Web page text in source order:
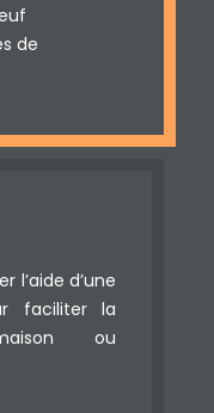
de
l’aide d’une
faciliter la
ou